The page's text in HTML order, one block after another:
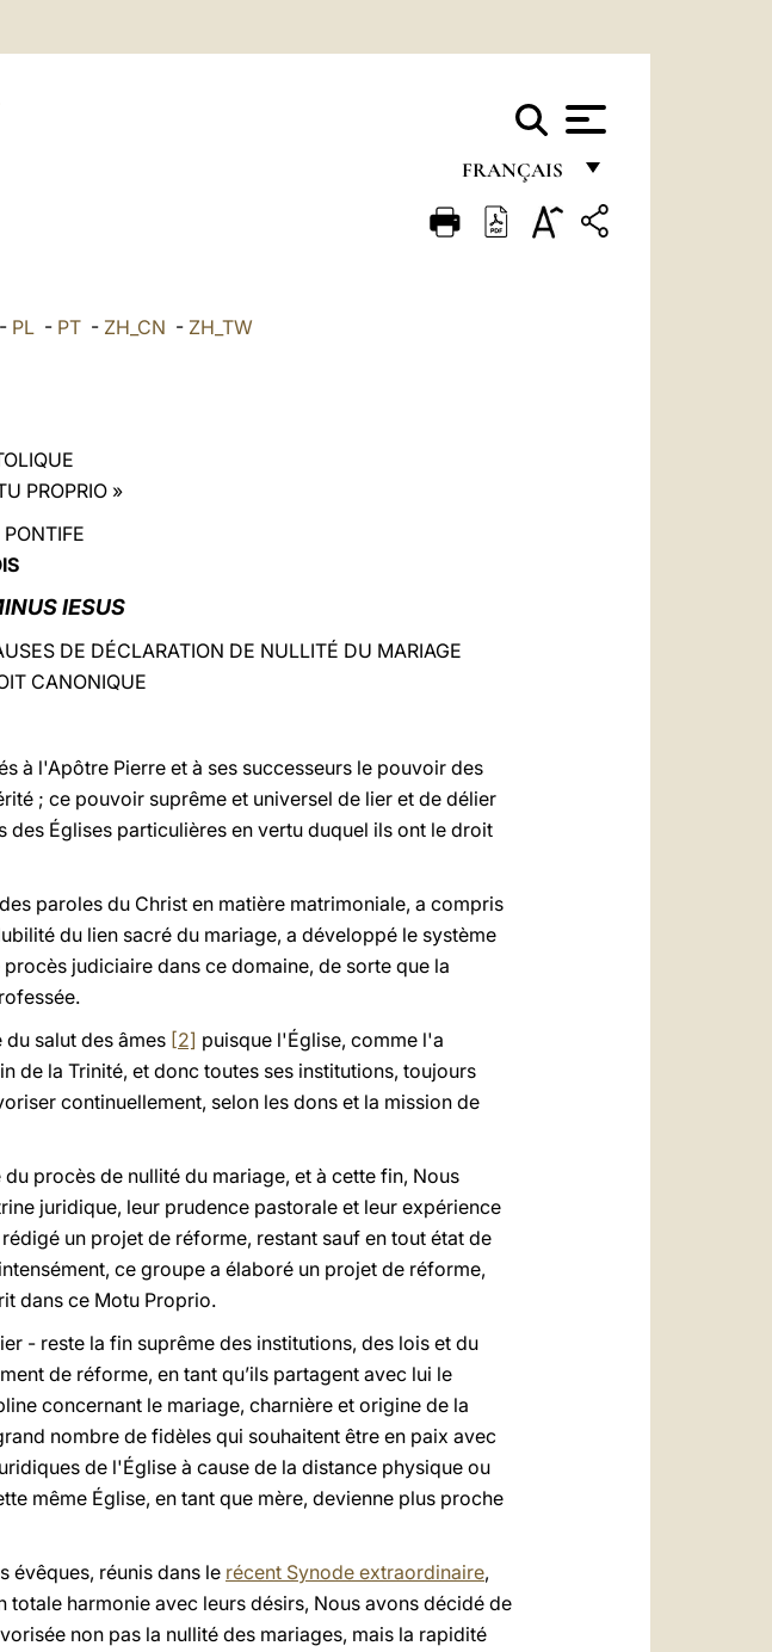
FRANÇAIS
FRANÇAIS
- PL - PT - ZH_CN - ZH_TW
PROPRIO »
IESUS
DE DÉCLARATION DE NULLITÉ DU MARIAGE
CANONIQUE
à l'Apôtre Pierre et à ses successeurs le pouvoir des
; ce pouvoir suprême et universel de lier et de délier
Églises particulières en vertu duquel ils ont le droit
paroles du Christ en matière matrimoniale, a compris
du lien sacré du mariage, a développé le système
judiciaire dans ce domaine, de sorte que la
salut des âmes [2] puisque l'Église, comme l'a
de la Trinité, et donc toutes ses institutions, toujours
continuellement, selon les dons et la mission de
procès de nullité du mariage, et à cette fin, Nous
juridique, leur prudence pastorale et leur expérience
rédigé un projet de réforme, restant sauf en tout état de
ce groupe a élaboré un projet de réforme,
dans ce Motu Proprio.
- reste la fin suprême des institutions, des lois et du
de réforme, en tant qu’ils partagent avec lui le
concernant le mariage, charnière et origine de la
nombre de fidèles qui souhaitent être en paix avec
de l'Église à cause de la distance physique ou
même Église, en tant que mère, devienne plus proche
évêques, réunis dans le récent Synode extraordinaire,
totale harmonie avec leurs désirs, Nous avons décidé de
non pas la nullité des mariages, mais la rapidité